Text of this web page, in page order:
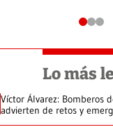
Lo más
Víctor Álvarez: Bomberos
advierten de retos y